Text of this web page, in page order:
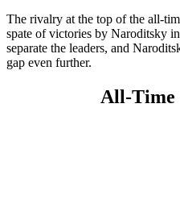
The rivalry at the top of the all-
spate of victories by Naroditsky
separate the leaders, and
gap even further.
All-Time